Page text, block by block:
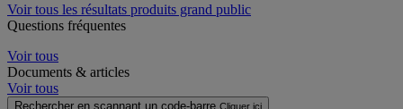
Voir tous les résultats produits grand public
Questions fréquentes
Voir tous
Documents & articles
Voir tous
Rechercher en scannant un code-barre Cliquer ici